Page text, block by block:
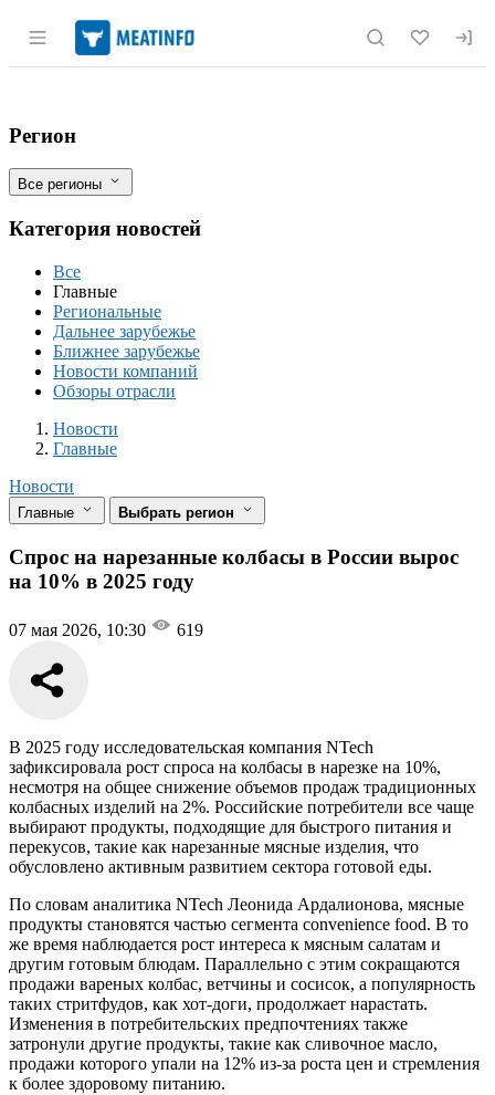
Раздел навигации по сайту
Спрос на нарезанные колбасы в
Фильтры
Регион
Все регионы
Категория новостей
Все
Главные
Региональные
Дальнее зарубежье
Ближнее зарубежье
Новости компаний
Обзоры отрасли
Новости
Разделы
Новости
Главные
Новости
Главные Выбрать регион
Спрос на нарезанные колбасы в России вырос
на 10% в 2025 году
07 мая 2026, 10:30 619
В 2025 году исследовательская компания NTech
зафиксировала рост спроса на колбасы в нарезке на 10%,
несмотря на общее снижение объемов продаж традиционных
колбасных изделий на 2%. Российские потребители все чаще
выбирают продукты, подходящие для быстрого питания и
перекусов, такие как нарезанные мясные изделия, что
обусловлено активным развитием сектора готовой еды.
По словам аналитика NTech Леонида Ардалионова, мясные
продукты становятся частью сегмента convenience food. В то
же время наблюдается рост интереса к мясным салатам и
другим готовым блюдам. Параллельно с этим сокращаются
продажи вареных колбас, ветчины и сосисок, а популярность
таких стритфудов, как хот-доги, продолжает нарастать.
Изменения в потребительских предпочтениях также
затронули другие продукты, такие как сливочное масло,
продажи которого упали на 12% из-за роста цен и стремления
к более здоровому питанию.